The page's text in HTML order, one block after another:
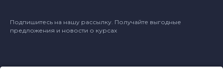
Подпишитесь на нашу рассылку. Получайте выгодные
предложения и новости о курсах